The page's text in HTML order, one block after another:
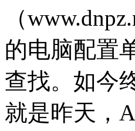
（
的电脑配置
查找。如今
就是昨天，